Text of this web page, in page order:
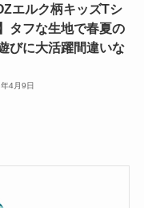
エルク柄キッズTシ
タフな生地で春夏の
びに大活躍間違いな
4月9日